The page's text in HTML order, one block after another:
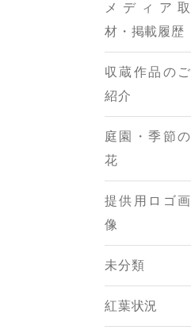
メディア取
材・掲載履歴
収蔵作品のご
紹介
庭園・季節の
花
提供用ロゴ画
像
未分類
紅葉状況